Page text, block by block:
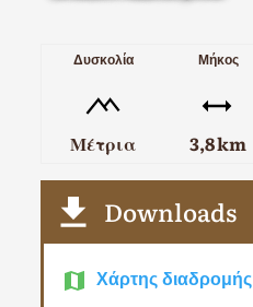
Δυσκολία
Μέτρια
Μήκος
3,8 km
Downloads
Χάρτης διαδρομής